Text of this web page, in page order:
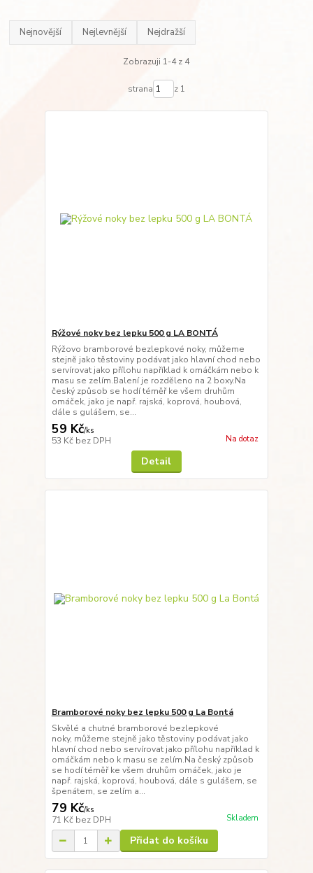
Nejnovější Nejlevnější Nejdražší
Zobrazuji 1-4 z 4
strana z 1
Rýžové noky bez lepku 500 g LA BONTÁ
Rýžovo bramborové bezlepkové noky, můžeme
stejně jako těstoviny podávat jako hlavní chod nebo
servírovat jako přílohu například k omáčkám nebo k
masu se zelím.Balení je rozděleno na 2 boxy.Na
český způsob se hodí téměř ke všem druhům
omáček, jako je např. rajská, koprová, houbová,
dále s gulášem, se...
59 Kč/ks
53 Kč bez DPH Na dotaz
Detail
Bramborové noky bez lepku 500 g La Bontá
Skvělé a chutné bramborové bezlepkové
noky, můžeme stejně jako těstoviny podávat jako
hlavní chod nebo servírovat jako přílohu například k
omáčkám nebo k masu se zelím.Na český způsob
se hodí téměř ke všem druhům omáček, jako je
např. rajská, koprová, houbová, dále s gulášem, se
špenátem, se zelím a...
79 Kč/ks
71 Kč bez DPH Skladem
Přidat do košíku